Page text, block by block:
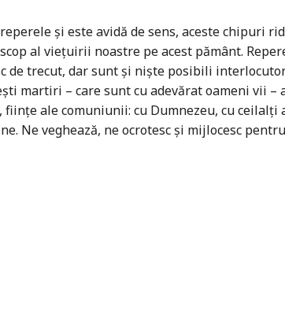
şi este avidă de sens, aceste chipuri
al vieţuirii noastre pe acest pământ.
de trecut, dar sunt şi nişte posibili
martiri – care sunt cu adevărat oameni vii –
fiinţe ale comuniunii: cu Dumnezeu, cu ceilalţi
Ne veghează, ne ocrotesc şi mijlocesc